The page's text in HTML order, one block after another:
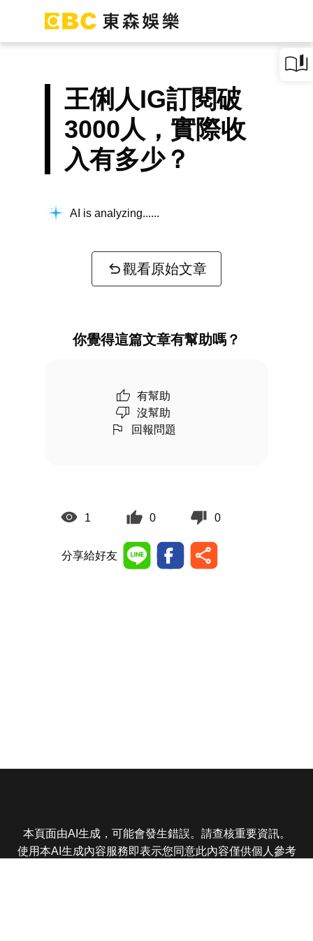
王俐人IG訂閱破
3000人，實際收
入有多少？
AI is analyzing...
觀看原始文章
你覺得這篇文章有幫助嗎？
有幫助
沒幫助
回報問題
1 0 0
分享給好友
本頁面由AI生成，可能會發生錯誤。請查核重要資訊。
使用本AI生成內容服務即表示您同意此內容僅供個人參考